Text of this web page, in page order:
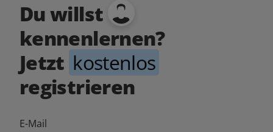
Du willst
kennenlernen?
Jetzt kostenlos
registrieren
E-Mail